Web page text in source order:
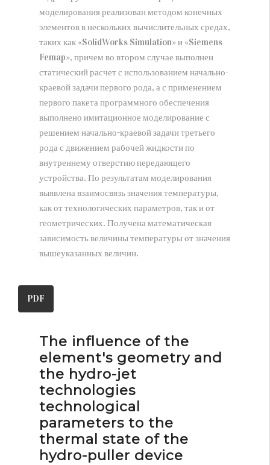
моделирования реализован методом конечных
элементов в нескольких вычислительных средах,
таких как «SolidWorks Simulation» и «Siemens
Femap», причем во втором случае выполнен
статический расчет с использованием начально-
краевой задачи первого рода, а с применением
первого пакета программного обеспечения
выполнено имитационное моделирование с
решением начально-краевой задачи третьего
рода с движением рабочей жидкости по
внутреннему отверстию передающего
устройства. По результатам моделирования
выявлена взаимосвязь значения температуры,
как от технологических параметров, так и от
геометрических. Получена математическая
зависимость величины температуры от значения
вышеуказанных величин.
PDF
The influence of the
element's geometry and
the hydro-jet
technologies
technological
parameters to the
thermal state of the
hydro-puller device